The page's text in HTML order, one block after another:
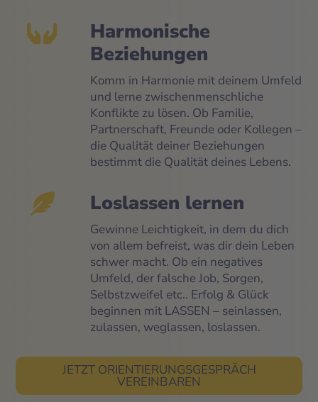
Harmonische
Beziehungen
Komm in Harmonie mit deinem Umfeld
und lerne zwischenmenschliche
Konflikte zu lösen. Ob Familie,
Partnerschaft, Freunde oder Kollegen –
die Qualität deiner Beziehungen
bestimmt die Qualität deines Lebens.
Loslassen lernen
Gewinne Leichtigkeit, in dem du dich
von allem befreist, was dir dein Leben
schwer macht. Ob ein negatives
Umfeld, der falsche Job, Sorgen,
Selbstzweifel etc.. Erfolg & Glück
beginnen mit LASSEN – seinlassen,
zulassen, weglassen, loslassen.
JETZT ORIENTIERUNGSGESPRÄCH
VEREINBAREN